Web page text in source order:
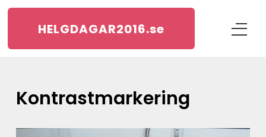
HELGDAGAR2016.se
kontrastmarkering